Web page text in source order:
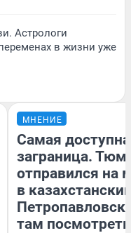
Астрологи
в жизни уже
МНЕНИЕ
Самая
заграница.
отправился на
в
там посмотреть